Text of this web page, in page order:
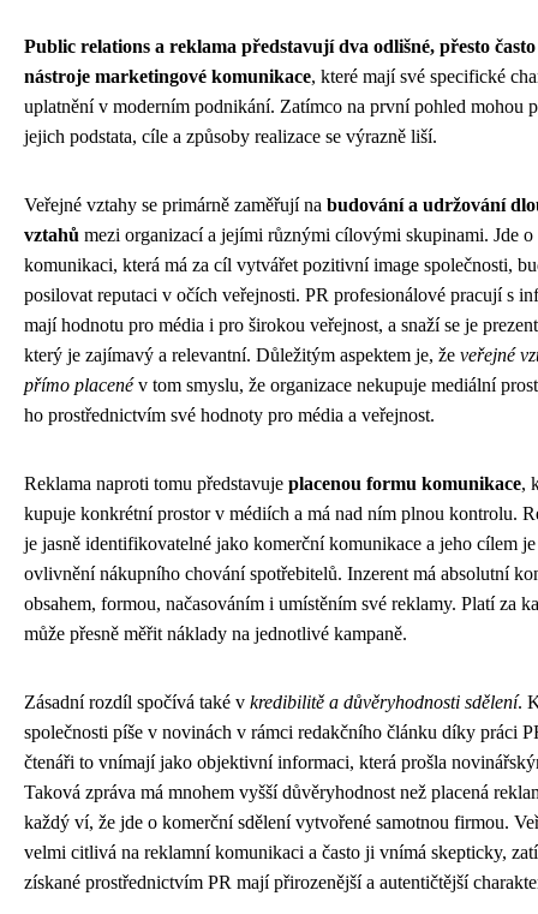
Public relations a reklama představují dva odlišné, přesto často
nástroje marketingové komunikace, které mají své specifické
uplatnění v moderním podnikání. Zatímco na první pohled mohou
jejich podstata, cíle a způsoby realizace se výrazně liší.
Veřejné vztahy se primárně zaměřují na budování a udržování
vztahů mezi organizací a jejími různými cílovými skupinami. Jde o
komunikaci, která má za cíl vytvářet pozitivní image společnosti,
posilovat reputaci v očích veřejnosti. PR profesionálové pracují s
mají hodnotu pro média i pro širokou veřejnost, a snaží se je
který je zajímavý a relevantní. Důležitým aspektem je, že veřejné
přímo placenév tom smyslu, že organizace nekupuje mediální
ho prostřednictvím své hodnoty pro média a veřejnost.
Reklama naproti tomu představuje placenou formu komunikace,
kupuje konkrétní prostor v médiích a má nad ním plnou kontrolu.
je jasně identifikovatelné jako komerční komunikace a jeho cílem
ovlivnění nákupního chování spotřebitelů. Inzerent má absolutní
obsahem, formou, načasováním i umístěním své reklamy. Platí za
může přesně měřit náklady na jednotlivé kampaně.
Zásadní rozdíl spočívá také v kredibilitě a důvěryhodnosti sdělení.
společnosti píše v novinách v rámci redakčního článku díky práci
čtenáři to vnímají jako objektivní informaci, která prošla
Taková zpráva má mnohem vyšší důvěryhodnost než placená
každý ví, že jde o komerční sdělení vytvořené samotnou firmou.
velmi citlivá na reklamní komunikaci a často ji vnímá skepticky,
získané prostřednictvím PR mají přirozenější a autentičtější